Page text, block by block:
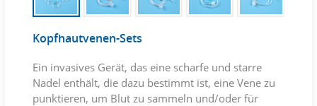
Kopfhautvenen-Sets
Ein invasives Gerät, das eine scharfe und starre
Nadel enthält, die dazu bestimmt ist, eine Vene zu
punktieren, um Blut zu sammeln und/oder für